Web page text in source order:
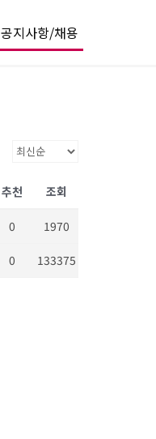
공지사항/채용
추천 조회
0 1970
0 133375